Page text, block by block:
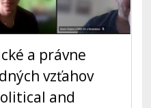
a právne
vzťahov
and